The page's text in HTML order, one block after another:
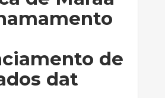
de
dat